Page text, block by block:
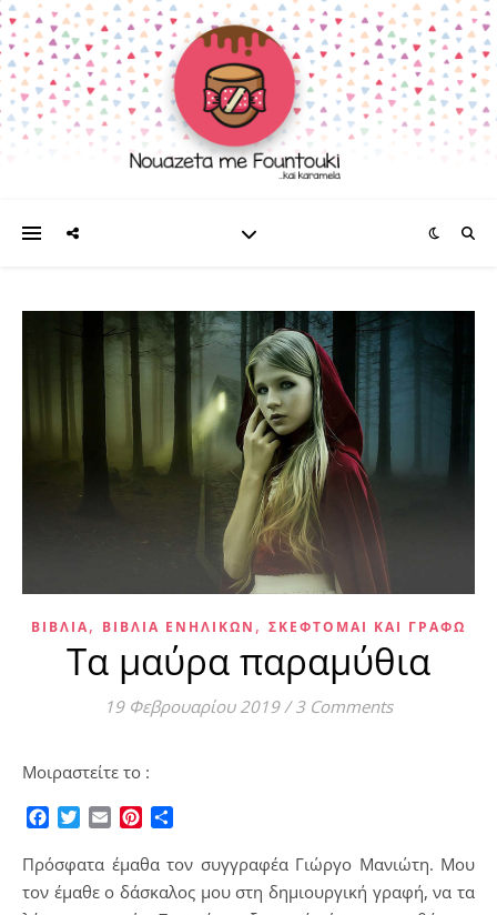
ΒΙΒΛΊΑ, ΒΙΒΛΊΑ ΕΝΗΛΊΚΩΝ , ΣΚΈΦΤΟΜΑΙ ΚΑΙ ΓΡΆΦΩ
Τα μαύρα παραμύθια
19 Φεβρουαρίου 2019 / 3 Comments
Μοιραστείτε το :
Facebook
TwitterEmailPinterest
Πρόσφατα έμαθα τον συγγραφέα Γιώργο Μανιώτη. Μου
τον έμαθε ο δάσκαλος μου στη δημιουργική γραφή, να τα